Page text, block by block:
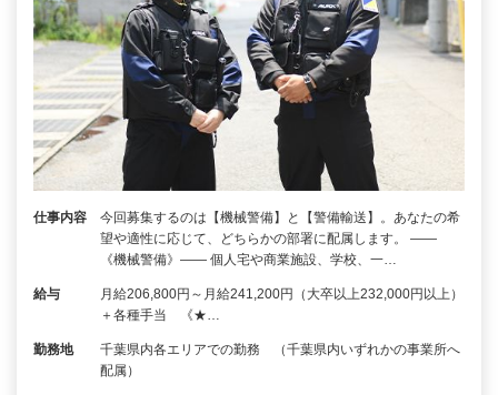
仕事内容
今回募集するのは【機械警備】と【警備輸送】。あなたの希
望や適性に応じて、どちらかの部署に配属します。 ――
《機械警備》―― 個人宅や商業施設、学校、一…
給与
月給206,800円～月給241,200円（大卒以上232,000円以上）
＋各種手当 《★…
勤務地
千葉県内各エリアでの勤務 （千葉県内いずれかの事業所へ
配属）